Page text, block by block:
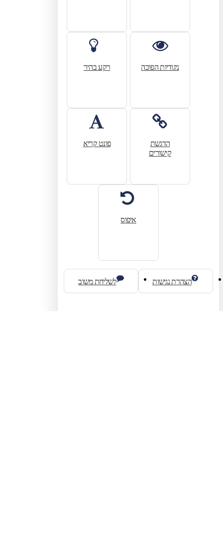
ניגודיות הפוכה רקע בהיר
הדגשת
קישורים
פונט קריא
איפוס
הצהרת נגישות לשליחת משוב